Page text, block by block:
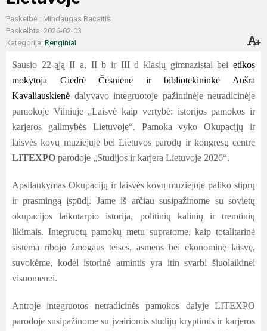
Paskelbė : Mindaugas Račaitis
Paskelbta: 2026-02-03
Kategorija: Renginiai
Sausio 22-ąją II a, II b ir III d klasių gimnazistai bei etikos
mokytoja Giedrė Čėsnienė ir bibliotekininkė Aušra
Kavaliauskienė dalyvavo integruotoje pažintinėje netradicinėje
pamokoje Vilniuje „Laisvė kaip vertybė: istorijos pamokos ir
karjeros galimybės Lietuvoje“. Pamoka vyko Okupacijų ir
laisvės kovų muziejuje bei Lietuvos parodų ir kongresų centre
LITEXPO parodoje „Studijos ir karjera Lietuvoje 2026“.
Apsilankymas Okupacijų ir laisvės kovų muziejuje paliko stiprų
ir prasmingą įspūdį. Jame iš arčiau susipažinome su sovietų
okupacijos laikotarpio istorija, politinių kalinių ir tremtinių
likimais. Integruotų pamokų metu supratome, kaip totalitarinė
sistema ribojo žmogaus teises, asmens bei ekonominę laisvę,
suvokėme, kodėl istorinė atmintis yra itin svarbi šiuolaikinei
visuomenei.
Antroje integruotos netradicinės pamokos dalyje LITEXPO
parodoje susipažinome su įvairiomis studijų kryptimis ir karjeros